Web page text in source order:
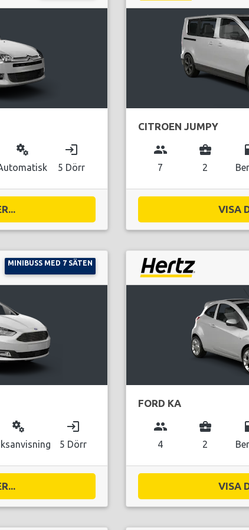
miscellaneous_services login
5 Dörr
CITROEN JUMPY
group
7
business_center
2
VISA
MINIBUSS MED 7 SÄTEN
miscellaneous_services login
5 Dörr
FORD KA
group
4
business_center
2
VISA